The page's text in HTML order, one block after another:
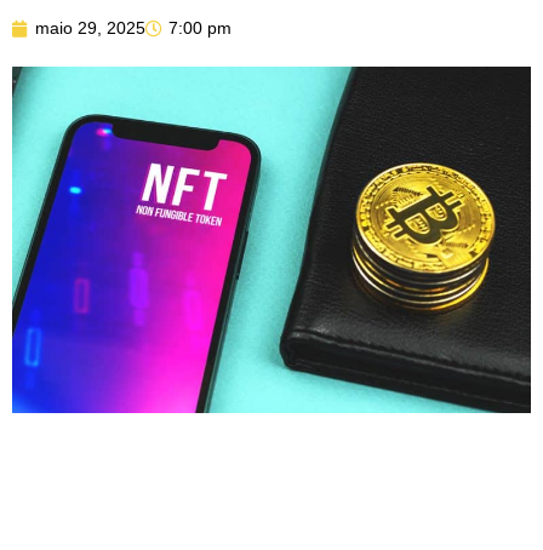
maio 29, 2025 7:00 pm